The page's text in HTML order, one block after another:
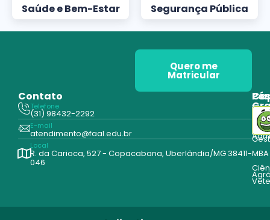
Saúde e Bem-Estar Segurança Pública
Quero me
Matricular
Contato
Telefone
(31) 98432-2292
E-mail
atendimento@faal.edu.br
Local
R. da Carioca, 527 - Copacabana, Uberlândia/MG 38411-
046
MBA